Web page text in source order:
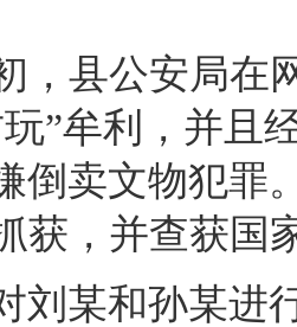
， 县公安局在
”牟利
， 并且
倒卖文物犯罪
获 ， 并查获国
刘某和孙某进